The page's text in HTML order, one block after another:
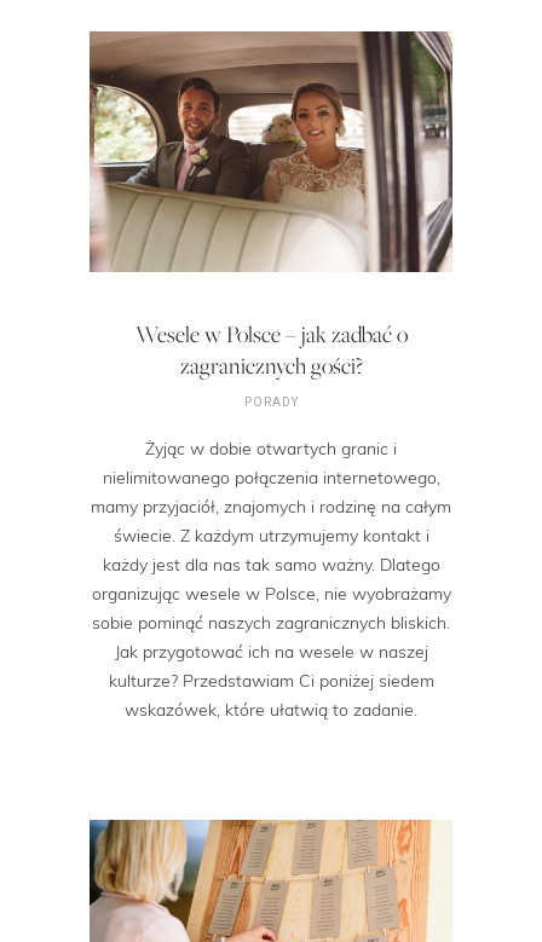
Wesele w Polsce – jak zadbać o
zagranicznych gości?
PORADY
Żyjąc w dobie otwartych granic i
nielimitowanego połączenia internetowego,
mamy przyjaciół, znajomych i rodzinę na całym
świecie. Z każdym utrzymujemy kontakt i
każdy jest dla nas tak samo ważny. Dlatego
organizując wesele w Polsce, nie wyobrażamy
sobie pominąć naszych zagranicznych bliskich.
Jak przygotować ich na wesele w naszej
kulturze? Przedstawiam Ci poniżej siedem
wskazówek, które ułatwią to zadanie.